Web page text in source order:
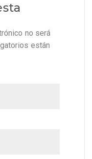
no será
están